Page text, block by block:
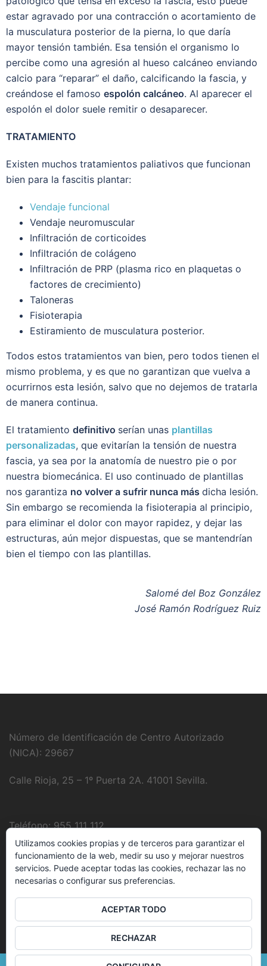
estar agravado por una contracción o acortamiento de
la musculatura posterior de la pierna, lo que daría
mayor tensión también. Esa tensión el organismo lo
percibe como una agresión al hueso calcáneo enviando
calcio para “reparar” el daño, calcificando la fascia, y
creándose el famoso espolón calcáneo. Al aparecer el
espolón el dolor suele remitir o desaparecer.
TRATAMIENTO
Existen muchos tratamientos paliativos que funcionan
bien para la fascitis plantar:
Vendaje funcional
Vendaje neuromuscular
Infiltración de corticoides
Infiltración de colágeno
Infiltración de PRP (plasma rico en plaquetas o
factores de crecimiento)
Taloneras
Fisioterapia
Estiramiento de musculatura posterior.
Todos estos tratamientos van bien, pero todos tienen el
mismo problema, y es que no garantizan que vuelva a
ocurrirnos esta lesión, salvo que no dejemos de tratarla
de manera continua.
El tratamiento definitivo serían unas plantillas
personalizadas, que evitarían la tensión de nuestra
fascia, ya sea por la anatomía de nuestro pie o por
nuestra biomecánica. El uso continuado de plantillas
nos garantiza no volver a sufrir nunca más dicha lesión.
Sin embargo se recomienda la fisioterapia al principio,
para eliminar el dolor con mayor rapidez, y dejar las
estructuras, aún mejor dispuestas, que se mantendrían
bien el tiempo con las plantillas.
Salomé del Boz González
José Ramón Rodríguez Ruiz
Número de Identificación de Centro Autorizado
(NICA): 29667
Calle Rioja, 25 – 1º Puerta 2A. 41001 Sevilla.
Teléfono: 955 111 112
Fotografía:Juanjo Domínguez
E-Mail:clinica@delbozyrodriguez.es
Utilizamos cookies propias y de terceros para garantizar el
funcionamiento de la web, medir su uso y mejorar nuestros
servicios. Puede aceptar todas las cookies, rechazar las no
necesarias o configurar sus preferencias.
ACEPTAR TODO
RECHAZAR